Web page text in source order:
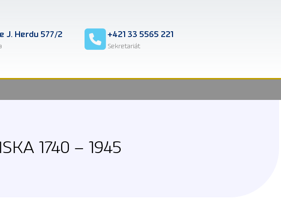
J. Herdu 577/2 +421 33 5565 221
Sekretariát
1740 – 1945